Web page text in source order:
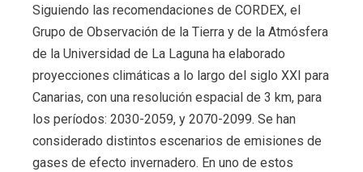
Siguiendo las recomendaciones de CORDEX, el
Grupo de Observación de la Tierra y de la Atmósfera
de la Universidad de La Laguna ha elaborado
proyecciones climáticas a lo largo del siglo XXI para
Canarias, con una resolución espacial de 3 km, para
los períodos: 2030-2059, y 2070-2099. Se han
considerado distintos escenarios de emisiones de
gases de efecto invernadero. En uno de estos